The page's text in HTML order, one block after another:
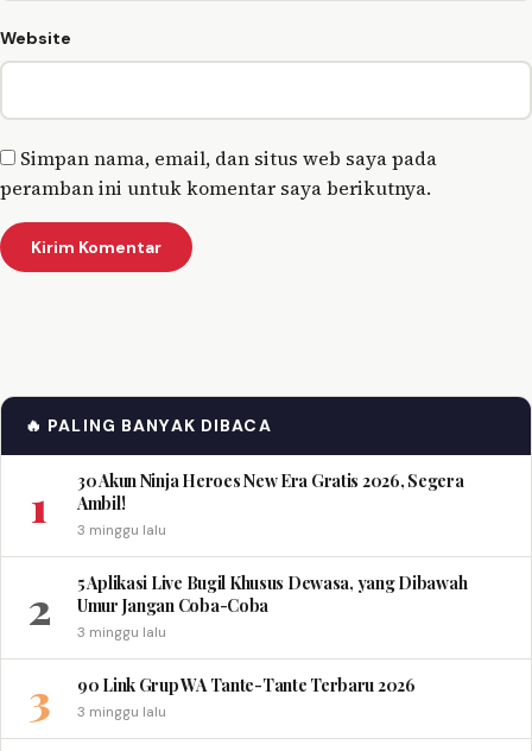
Website
Simpan nama, email, dan situs web saya pada
peramban ini untuk komentar saya berikutnya.
🔥 PALING BANYAK DIBACA
1
30 Akun Ninja Heroes New Era Gratis 2026, Segera
Ambil!
3 minggu lalu
2
5 Aplikasi Live Bugil Khusus Dewasa, yang Dibawah
Umur Jangan Coba-Coba
3 minggu lalu
3 90 Link Grup WA Tante-Tante Terbaru 2026
3 minggu lalu